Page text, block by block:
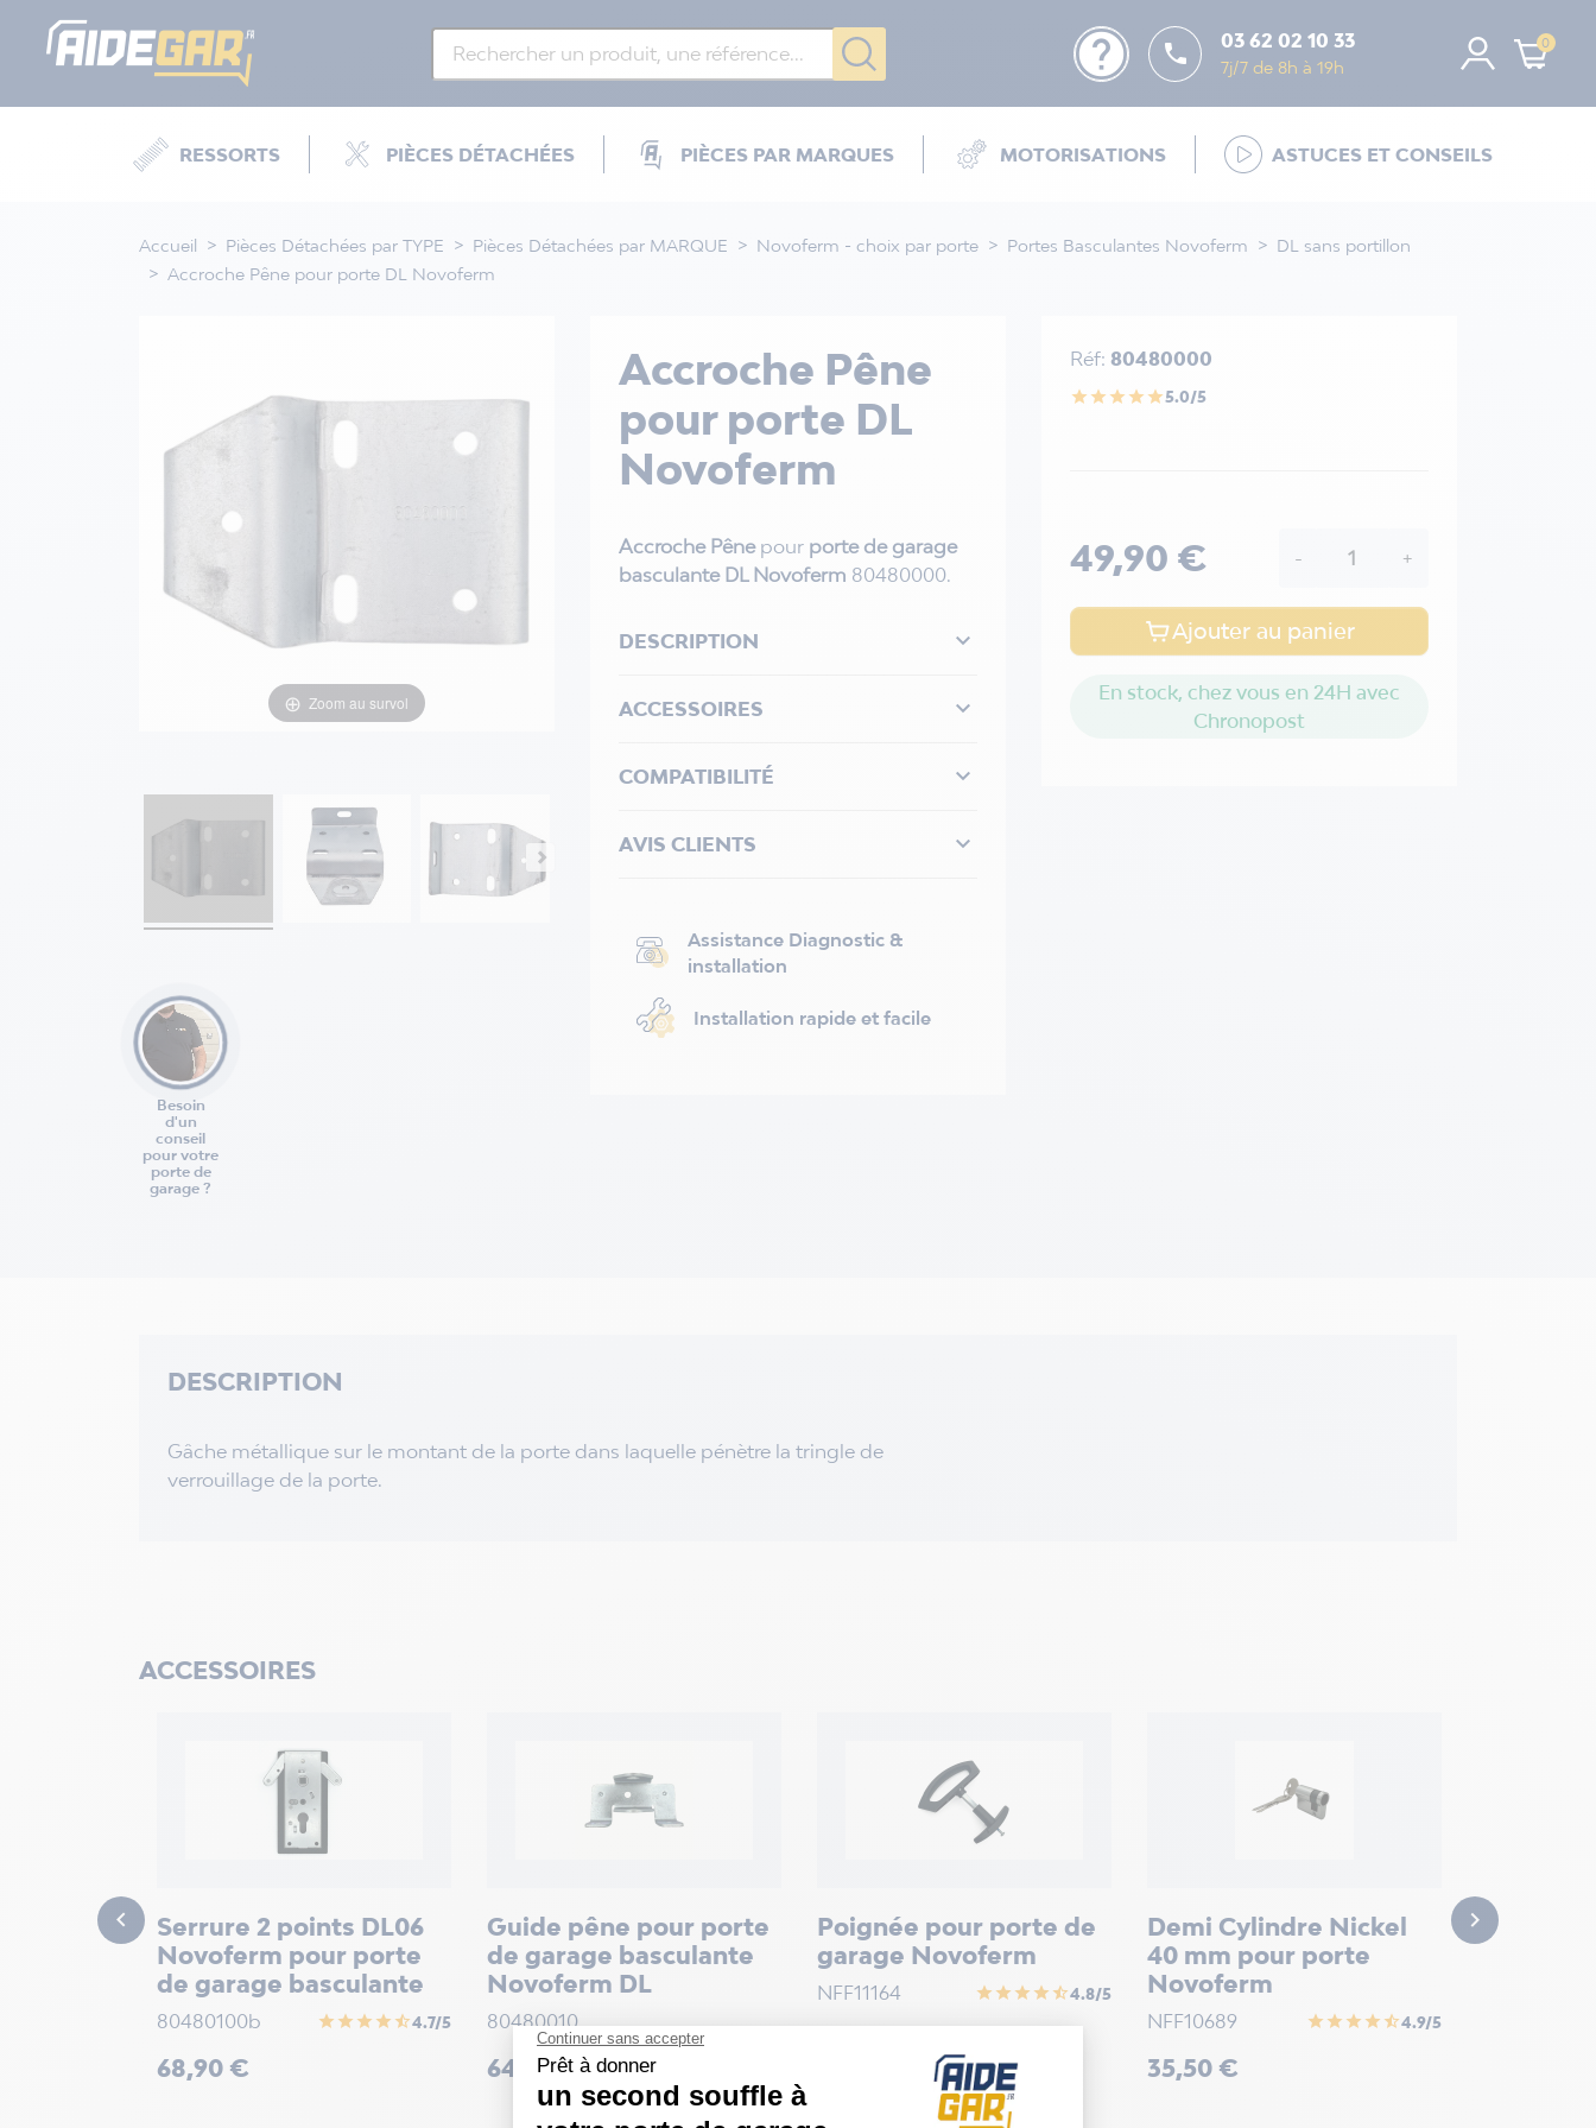
help  03 62 02 10 33
7j/7 de 8h à 19h
0
RESSORTS PIÈCES DÉTACHÉES PIÈCES PAR MARQUES MOTORISATIONS ASTUCES ET CONSEILS
Accueil Pièces Détachées par TYPE Pièces Détachées par MARQUE Novoferm - choix par porte Portes Basculantes Novoferm
DL sans portillon
Accroche Pêne pour porte DL Novoferm
Zoom au survol
Besoin
d'un
conseil
pour votre
porte de
garage ?
Accroche Pêne
pour porte DL
Novoferm
Accroche Pênepourporte de garage
basculante DL Novoferm 80480000.
DESCRIPTION 
ACCESSOIRES 
COMPATIBILITÉ 
AVIS CLIENTS 
Assistance Diagnostic &
installation
Installation rapide et facile
Réf: 80480000
star star star star star5.0/5
49,90 € - +
Ajouter au panier
En stock, chez vous en 24H avec
Chronopost
DESCRIPTION
Gâche métallique sur le montant de la porte dans laquelle pénètre la tringle de
verrouillage de la porte.
ACCESSOIRES

Serrure 2 points DL06
Novoferm pour porte
de garage basculante
80480100b star star star star star_half4.7/5
Prix
68,90 €
Guide pêne pour porte
de garage basculante
Novoferm DL
80480010
Prix
64,90 €
Poignée pour porte de
garage Novoferm
NFF11164 star star star star star_half4.8/5
Demi Cylindre Nickel
40 mm pour porte
Novoferm
NFF10689 star star star star star_half4.9/5
Prix
35,50 €
Prix
69,90 €
